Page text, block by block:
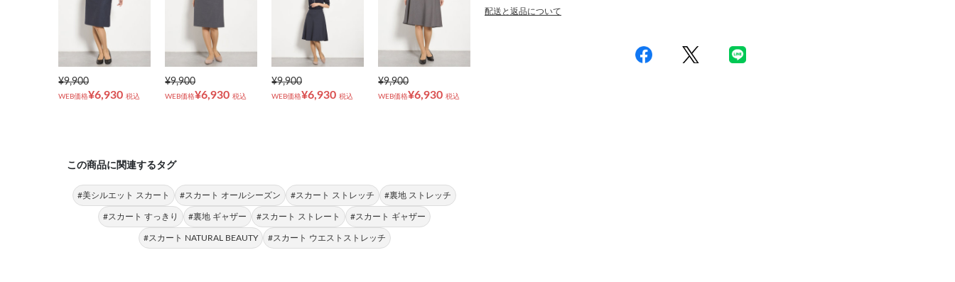
¥9,900
WEB価格¥6,930 税込
¥9,900
WEB価格¥6,930 税込
¥9,900
WEB価格¥6,930 税込
¥9,900
WEB価格¥6,930 税込
この商品に関連するタグ
#美シルエット スカート #スカート オールシーズン #スカート ストレッチ #裏地 ストレッチ
#スカート すっきり #裏地 ギャザー #スカート ストレート #スカート ギャザー
#スカート NATURAL BEAUTY #スカート ウエストストレッチ
配送と返品について